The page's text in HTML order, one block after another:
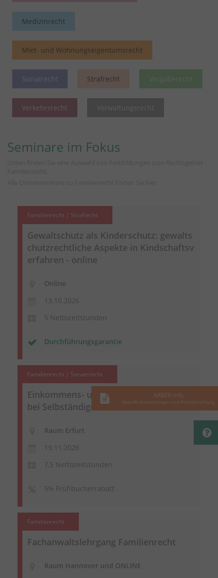
Medizinrecht
Miet- und Wohnungseigentumsrecht
Sozialrecht Strafrecht Vergaberecht
Verkehrsrecht Verwaltungsrecht
Seminare im Fokus
Familienrecht | Strafrecht
Gewaltschutz als Kinderschutz: gewalts
chutzrechtliche Aspekte in Kindschaftsv
erfahren - online
Online
13.10.2026
5 Nettozeitstunden
Durchführungsgarantie
Familienrecht | Steuerrecht
Einkommens- und Gewinnermittlung
bei Selbständigen im Unterhaltsrecht
Raum Erfurt
19.11.2026
7,5 Nettozeitstunden
5% Frühbucherrabatt
Familienrecht
Fachanwaltslehrgang Familienrecht
Raum Hannover und ONLINE
ARBER-Info
Aktuelle Entwicklungen und Rechtsprechung